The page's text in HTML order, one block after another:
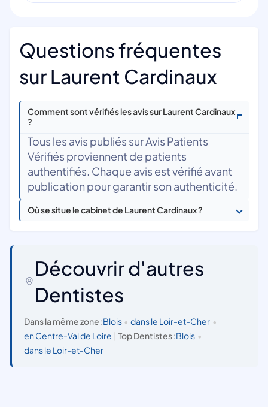
Questions fréquentes
sur Laurent Cardinaux
Comment sont vérifiés les avis sur Laurent Cardinaux
?
Tous les avis publiés sur Avis Patients
Vérifiés proviennent de patients
authentifiés. Chaque avis est vérifié avant
publication pour garantir son authenticité.
Où se situe le cabinet de Laurent Cardinaux ?
Découvrir d'autres
Dentistes
Dans la même zone :Blois • dans le Loir-et-Cher •
en Centre-Val de Loire
Top Dentistes :Blois •
dans le Loir-et-Cher